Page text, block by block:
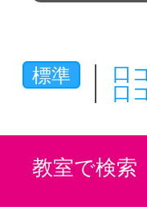
標準
口
口
教室で検索